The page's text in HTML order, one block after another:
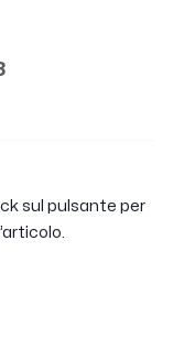
sul pulsante per